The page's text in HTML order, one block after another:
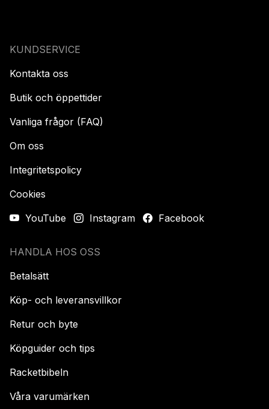
KUNDSERVICE
Kontakta oss
Butik och öppettider
Vanliga frågor (FAQ)
Om oss
Integritetspolicy
Cookies
YouTube
Instagram Facebook
HANDLA HOS OSS
Betalsätt
Köp- och leveransvillkor
Retur och byte
Köpguider och tips
Racketbibeln
Våra varumärken